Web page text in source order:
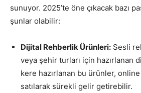
sunuyor. 2025’te öne çıkacak bazı
şunlar olabilir:
Dijital Rehberlik Ürünleri: Sesli
veya şehir turları için hazırlanan
kere hazırlanan bu ürünler,
satılarak sürekli gelir getirebilir.